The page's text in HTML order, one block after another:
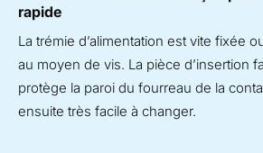
rapide
La trémie d’alimentation est vite fixée
au moyen de vis. La pièce d’insertion
protège la paroi du fourreau de la
ensuite très facile à changer.